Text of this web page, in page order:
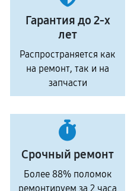
Гарантия до 2-х
лет
Распространяется как
на ремонт, так и на
запчасти
Срочный ремонт
Более 88% поломок
ремонтируем за 2 часа